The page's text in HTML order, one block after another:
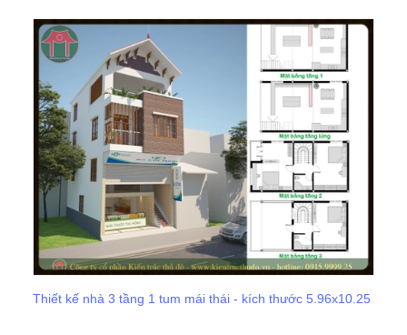
Thiết kế nhà 3 tầng 1 tum mái thái - kích thước 5.96x10.25